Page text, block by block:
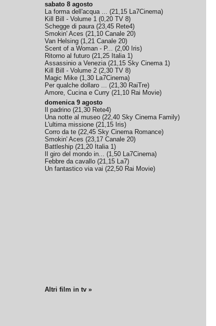
sabato 8 agosto
La forma dell'acqua ... (21,15 La7Cinema)
Kill Bill - Volume 1 (0,20 TV 8)
Schegge di paura(23,45 Rete4)
Smokin' Aces (21,10 Canale 20)
Van Helsing (1,21 Canale 20)
Scent of a Woman - P... (2,00 Iris)
Ritorno al futuro (21,25 Italia 1)
Assassinio a Venezia(21,15 Sky Cinema 1)
Kill Bill - Volume 2 (2,30 TV 8)
Magic Mike (1,30 La7Cinema)
Per qualche dollaro ... (21,30 RaiTre)
Amore, Cucina e Curry (21,10 Rai Movie)
domenica 9 agosto
Il padrino (21,30 Rete4)
Una notte al museo (22,40 Sky Cinema Family)
L'ultima missione (21,15 Iris)
Corro da te (22,45 Sky Cinema Romance)
Smokin' Aces (23,17 Canale 20)
Battleship (21,20 Italia 1)
Il giro del mondo in... (1,50 La7Cinema)
Febbre da cavallo (21,15 La7)
Un fantastico via vai (22,50 Rai Movie)
Altri film in tv »